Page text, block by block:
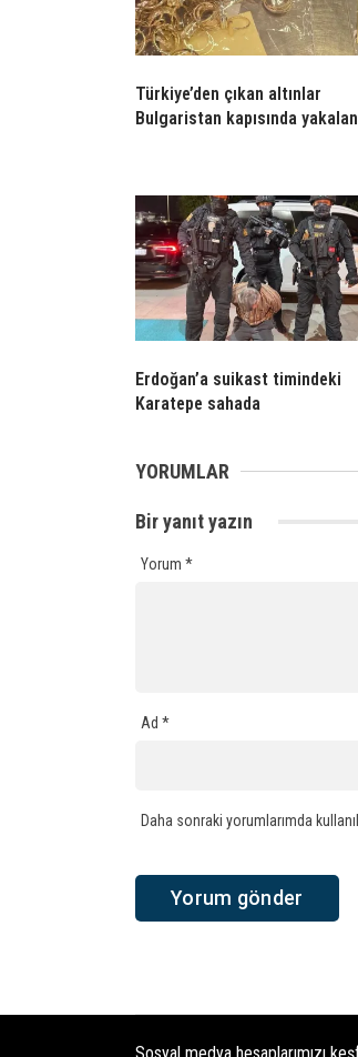
Türkiye’den çıkan altınlar
Bulgaristan kapısında
Erdoğan’a suikast timindeki
Karatepe sahada
YORUMLAR
Bir yanıt yazın
Yorum *
Ad *
Daha sonraki yorumlarımda